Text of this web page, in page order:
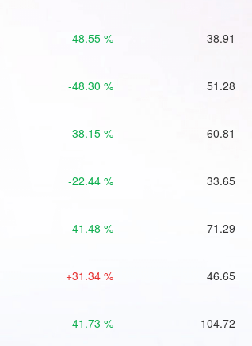
-48.55 % 38.91
-48.30 % 51.28
-38.15 % 60.81
-22.44 % 33.65
-41.48 % 71.29
+31.34 % 46.65
-41.73 % 104.72